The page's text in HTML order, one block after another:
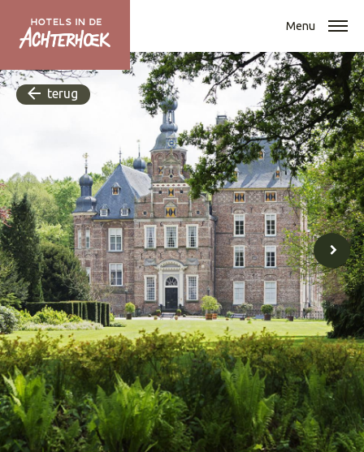
Menu
terug